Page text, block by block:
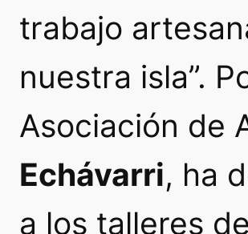
trabajo
nuestra isla”.
Asociación de
Echávarri, ha
a los talleres